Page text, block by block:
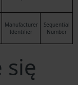
Manufacturer
Identifier
Sequential
Number
się